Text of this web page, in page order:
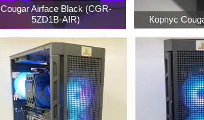
Cougar Airface Black (CGR-
5ZD1B-AIR)
Корпус